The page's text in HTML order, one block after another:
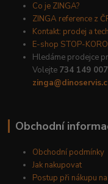
Co je ZINGA?
ZINGA reference z
Kontakt: prodej a
E-shop STOP-
Hledáme prodejce
Volejte 734 149 007
Obchodní
Obchodní podmínky
Jak nakupovat
Postup při nákupu